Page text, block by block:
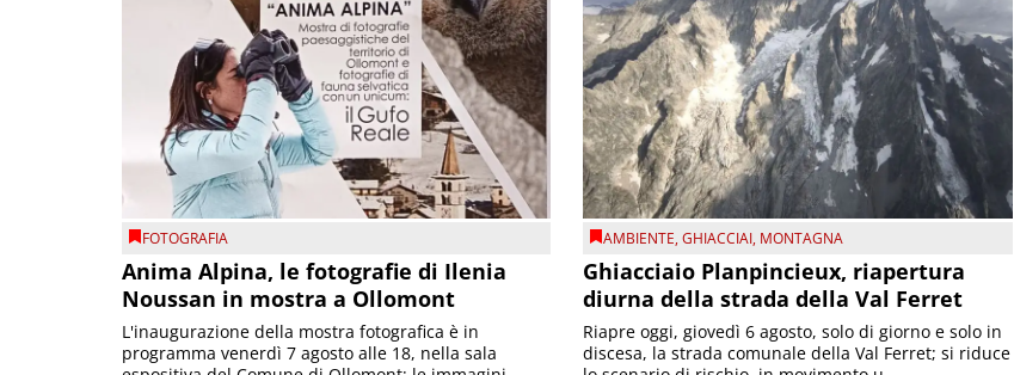
FOTOGRAFIA
Anima Alpina, le fotografie di Ilenia
Noussan in mostra a Ollomont
L'inaugurazione della mostra fotografica è in
programma venerdì 7 agosto alle 18, nella sala
AMBIENTE,GHIACCIAI, MONTAGNA
Ghiacciaio Planpincieux, riapertura
diurna della strada della Val Ferret
Riapre oggi, giovedì 6 agosto, solo di giorno e solo in
discesa, la strada comunale della Val Ferret; si riduce